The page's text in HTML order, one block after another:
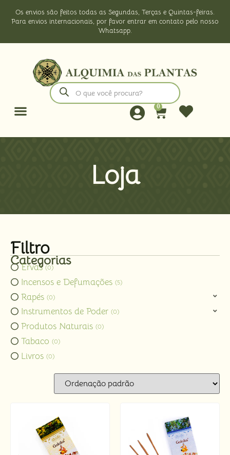
Os envios são feitos todas as Segundas, Terças e Quintas-feiras.
Para envios internacionais, por favor entrar em contato pelo nosso
Whatsapp.
0
Loja
Filtro
Categorias
Ervas 0
Incensos e Defumações 5
Rapés 0
Instrumentos de Poder 0
Produtos Naturais 0
Tabaco 0
Livros 0